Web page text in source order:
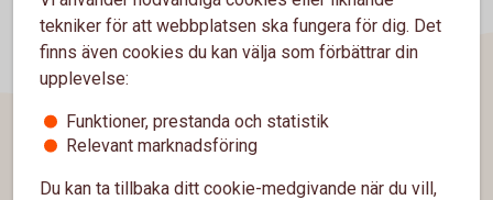
tekniker för att webbplatsen ska fungera för dig. Det
finns även cookies du kan välja som förbättrar din
upplevelse:
Funktioner, prestanda och statistik
Relevant marknadsföring
Du kan ta tillbaka ditt cookie-medgivande när du vill,
Sidfot
Hitta snabbt